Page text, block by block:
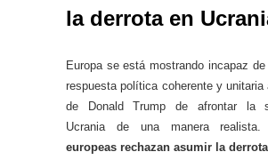
la derrota en
Europa se está mostrando incapaz
respuesta política coherente y unitaria
de Donald Trump de afrontar la
Ucrania de una manera realista.
europeas rechazan asumir la derrota